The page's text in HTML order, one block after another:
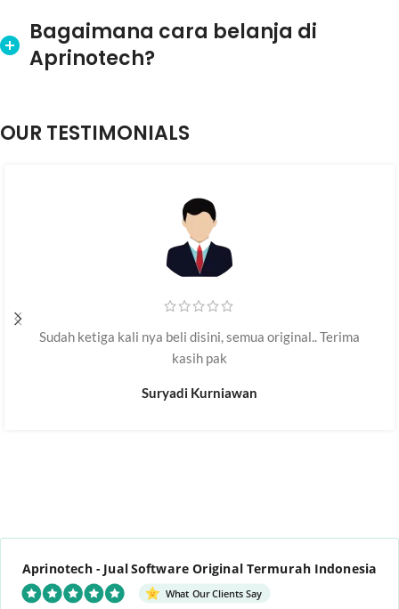
Bagaimana cara belanja di
Aprinotech?
OUR TESTIMONIALS
Sudah ketiga kali nya beli disini, semua original.. Terima
kasih pak
Suryadi Kurniawan
Aprinotech - Jual Software Original Termurah Indonesia
What Our Clients Say